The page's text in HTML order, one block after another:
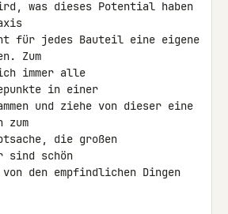
was dieses Potential haben
für jedes Bauteil eine eigene
Zum
immer alle
in einer
und ziehe von dieser eine
zum
die großen
sind schön
den empfindlichen Dingen